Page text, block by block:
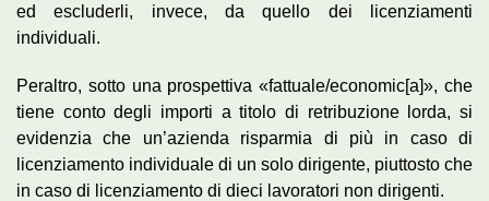
ed escluderli, invece, da quello dei licenziamenti
individuali.
Peraltro, sotto una prospettiva «fattuale/economic[a]», che
tiene conto degli importi a titolo di retribuzione lorda, si
evidenzia che un’azienda risparmia di più in caso di
licenziamento individuale di un solo dirigente, piuttosto che
in caso di licenziamento di dieci lavoratori non dirigenti.